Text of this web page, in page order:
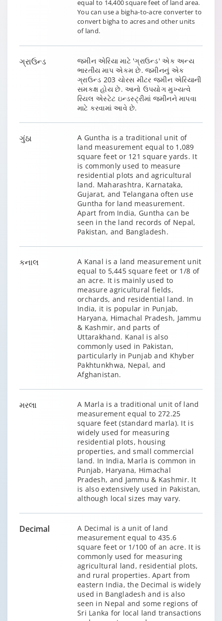
equal to 14,400 square feet of land area.
You can use a bigha-to-acre converter to
convert bigha to acres and other units
of land.
ગ્રાઉન્ડ
જમીન એરિયા માટે 'ગ્રાઉન્ડ' એક અન્ય
ભારતીય માપ એકમ છે. જમીનનું એક
ગ્રાઉન્ડ 203 ચોરસ મીટર જમીન એરિયાની
સમકક્ષ હોય છે. આનો ઉપયોગ મુખ્યત્વે
રિયલ એસ્ટેટ ઇન્ડસ્ટ્રીમાં જમીનને માપવા
માટે કરવામાં આવે છે.
ગુંઠા
A Guntha is a traditional unit of
land measurement equal to 1,089
square feet or 121 square yards. It
is commonly used to measure
residential plots and agricultural
land. Maharashtra, Karnataka,
Gujarat, and Telangana often use
Guntha for land measurement.
Apart from India, Guntha can be
seen in the land records of Nepal,
Pakistan, and Bangladesh.
કનાલ
A Kanal is a land measurement unit
equal to 5,445 square feet or 1/8 of
an acre. It is mainly used to
measure agricultural fields,
orchards, and residential land. In
India, it is popular in Punjab,
Haryana, Himachal Pradesh, Jammu
& Kashmir, and parts of
Uttarakhand. Kanal is also
commonly used in Pakistan,
particularly in Punjab and Khyber
Pakhtunkhwa, Nepal, and
Afghanistan.
મરલા
A Marla is a traditional unit of land
measurement equal to 272.25
square feet (standard marla). It is
widely used for measuring
residential plots, housing
properties, and small commercial
land. In India, Marla is common in
Punjab, Haryana, Himachal
Pradesh, and Jammu & Kashmir. It
is also extensively used in Pakistan,
although local sizes may vary.
Decimal
A Decimal is a unit of land
measurement equal to 435.6
square feet or 1/100 of an acre. It is
commonly used for measuring
agricultural land, residential plots,
and rural properties. Apart from
eastern India, the Decimal is widely
used in Bangladesh and is also
seen in Nepal and some regions of
Sri Lanka for local land transactions